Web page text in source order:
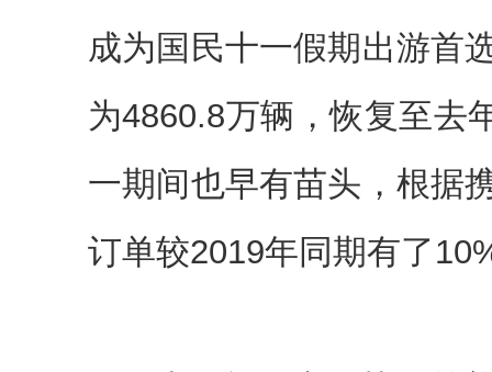
成为国民十一假期出游首
为4860.8万辆，恢复至去
一期间也早有苗头，根据
订单较2019年同期有了